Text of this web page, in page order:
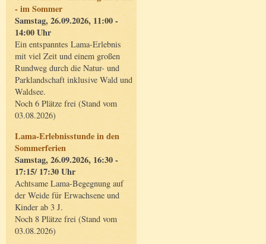
- im Sommer
Samstag, 26.09.2026, 11:00 -
14:00 Uhr
Ein entspanntes Lama-Erlebnis
mit viel Zeit und einem großen
Rundweg durch die Natur- und
Parklandschaft inklusive Wald und
Waldsee.
Noch 6 Plätze frei (Stand vom
03.08.2026)
Lama-Erlebnisstunde in den
Sommerferien
Samstag, 26.09.2026, 16:30 -
17:15/ 17:30 Uhr
Achtsame Lama-Begegnung auf
der Weide für Erwachsene und
Kinder ab 3 J.
Noch 8 Plätze frei (Stand vom
03.08.2026)